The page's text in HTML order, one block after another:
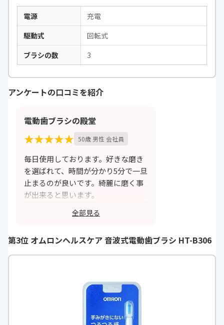
電源
充電
駆動式
回転式
ブラシの数
3
アンケートの口コミを紹介
電動歯ブラシの殿堂
★★★★★ 50歳 男性 会社員
毎日使用しております。好きな磨き
を選ばれて、時間が分かり5分で一旦
止まるのが良いです。綺麗に磨く事
が出来ると思います。
https://monita.online
全部見る
第3位 オムロンヘルスケア 音波式電動歯ブラシ HT-B306